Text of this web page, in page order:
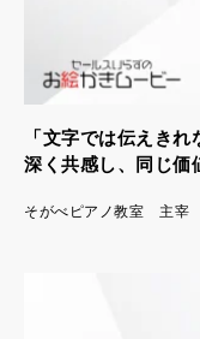
「文字では伝えき
深く共感し、同じ価
そがべピアノ教室 主